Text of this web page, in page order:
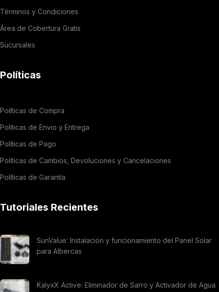
Términos y Condiciones
Área de Cobertura Gratis
Sucursales
Políticas
Políticas de Compra
Politicas de Envio y Entrega
Políticas de Pago
Políticas de Cambios, Devoluciones y Cancelaciones
Políticas de Garantía
Tutoriales Recientes
SunValue: Instalación y funcionamiento del Panel Solar
para Albercas
KalyxX Active: Eliminador de Sarro y Activador de Agua